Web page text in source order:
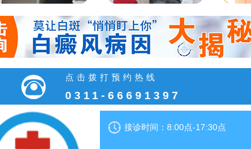
点击拨打预约热线
0311-66691397
接诊时间：8:00点-17:30点